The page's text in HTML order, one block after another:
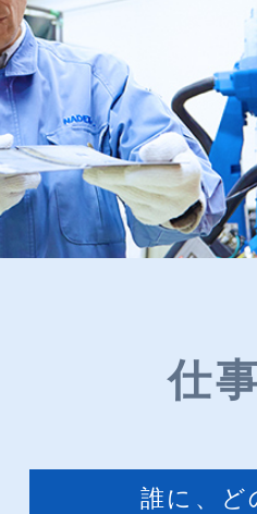
仕
誰に、ど